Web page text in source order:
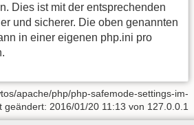
Dies ist mit der entsprechenden
und sicherer. Die oben genannten
in einer eigenen php.ini pro
apache/php/php-safemode-settings-im-
geändert: 2016/01/20 11:13 von 127.0.0.1